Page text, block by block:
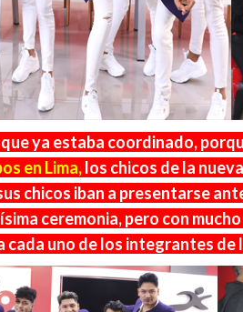
ya estaba coordinado,
en Lima,los chicos de la nueva
chicos iban a presentarse
ceremonia, pero con
cada uno de los integrantes de